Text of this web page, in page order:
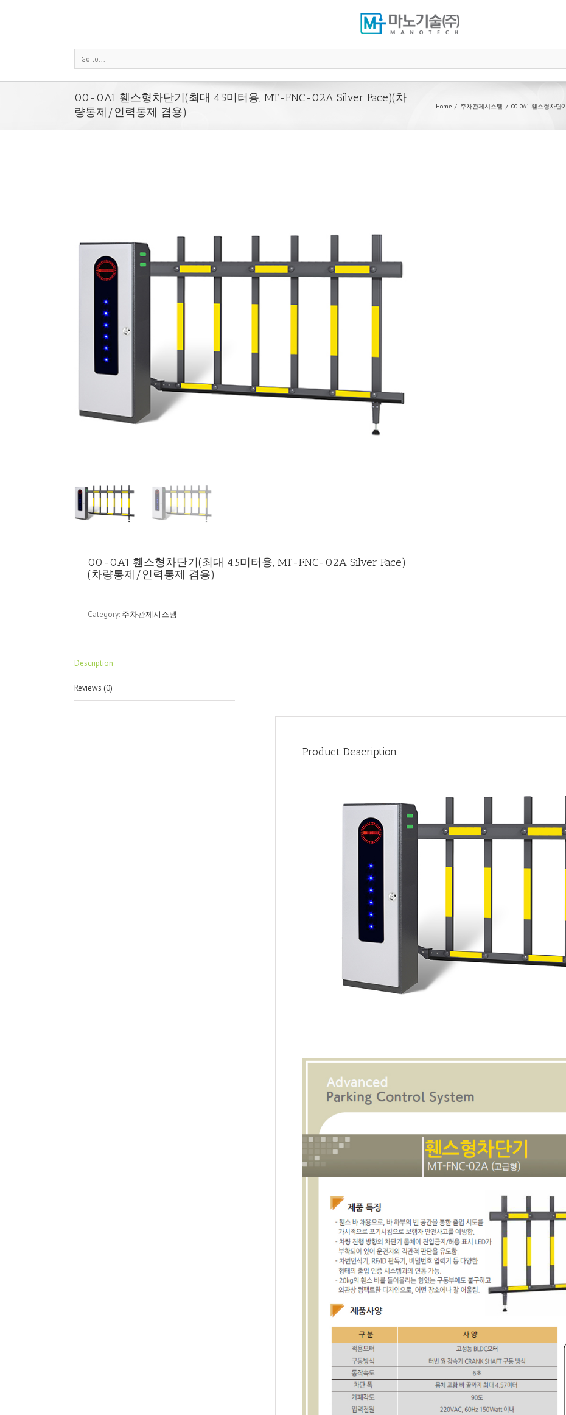
Go to...
00-0A1 휀스형차단기(최대 4.5미터용, MT-FNC-02A Silver Face)(차
량통제/인력통제 겸용)
Home 주차관제시스템 00-0A1 휀스형차단
00-0A1 휀스형차단기(최대 4.5미터용, MT-FNC-02A Silver Face)
(차량통제/인력통제 겸용)
Category: 주차관제시스템
Description
Reviews (0)
Product Description